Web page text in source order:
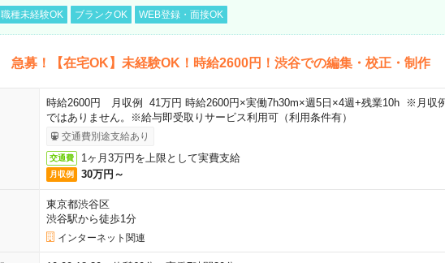
職種未経験OK ブランクOK WEB登録・面接OK
急募！【在宅OK】未経験OK！時給2600円！渋谷での編集・校正・制作
時給2600円 月収例 41万円 時給2600円×実働7h30m×週5日×4週+残業10h ※月収
ではありません。※給与即受取りサービス利用可（利用条件有）
交通費別途支給あり
交通費 1ヶ月3万円を上限として実費支給
月収例 30万円～
東京都渋谷区
渋谷駅から徒歩1分
インターネット関連